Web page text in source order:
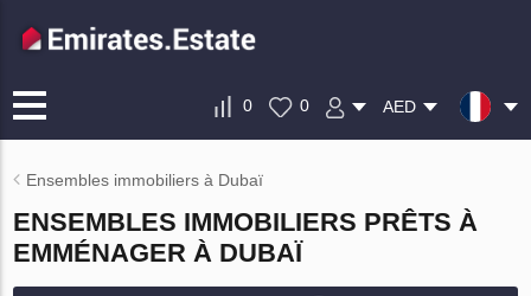
0 0 AED
Ensembles immobiliers à Dubaï
ENSEMBLES IMMOBILIERS PRÊTS À
EMMÉNAGER À DUBAÏ